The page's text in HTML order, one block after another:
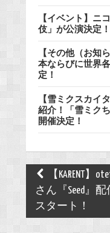
【イベント】ニ
伎」が公演決定！
【その他（お知
本ならびに世界
定！
【雪ミクスカイ
紹介！「雪ミク
開催決定！
Post
navigation
【KARENT】
さん『Seed』配
スタート！